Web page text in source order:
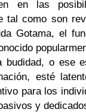
en las
tal como son
Gotama, el
budidad, o ese
esté
para los
y